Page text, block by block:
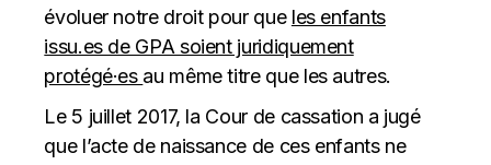
évoluer notre droit pour que les enfants
issu.es de GPA soient juridiquement
protégé·es au même titre que les autres.
Le 5 juillet 2017, la Cour de cassation a jugé
que l’acte de naissance de ces enfants ne